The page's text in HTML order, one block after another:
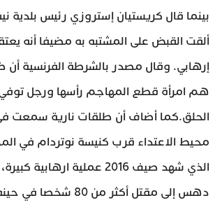
بينما قال كريستيان إستروزي رئيس بلدية
ألقت القبض على المشتبه به مضيفا أنه
إرهابي. وقال مصدر بالشرطة الفرنسية أن
هم امرأة قطع المهاجم رأسها ورجل
الحلق.كما أضاف أن طلقات نارية سمعت
محيط الاعتداء قرب كنيسة نوتردام في
الذي شهد صيف 2016 عملية
دهس إلى مقتل أكثر من 80 شخصا في حينه.